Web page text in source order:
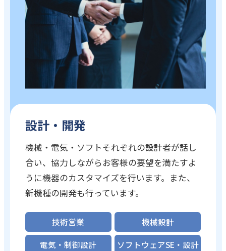
設計・開発
機械・電気・ソフトそれぞれの設計者が話し
合い、協力しながらお客様の要望を満たすよ
うに機器のカスタマイズを行います。また、
新機種の開発も行っています。
技術営業 機械設計
電気・制御設計 ソフトウェアSE・設計